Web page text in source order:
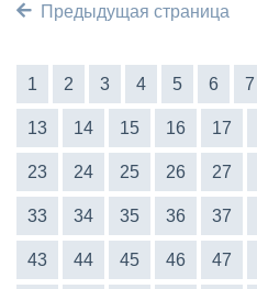
Предыдущая страница
1 2 3 4 5 6 7
13 14 15 16 17
23 24 25 26 27
33 34 35 36 37
43 44 45 46 47